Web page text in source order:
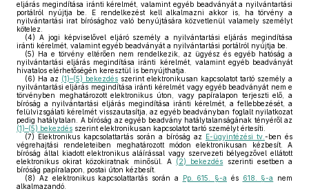
eljárás megindítása iránti kérelmét, valamint egyéb beadványát a nyilvántartási
portálról nyújtja be. E rendelkezést kell alkalmazni akkor is, ha törvény a
nyilvántartási irat bírósághoz való benyújtására közvetlenül valamely személyt
kötelez.
(4) A jogi képviselővel eljáró személy a nyilvántartási eljárás megindítása
iránti kérelmét, valamint egyéb beadványát a nyilvántartási portálról nyújtja be.
(5) Ha e törvény eltérően nem rendelkezik, az ügyész és egyéb hatóság a
nyilvántartási eljárás megindítása iránti kérelmét, valamint egyéb beadványát
hivatalos elérhetőségén keresztül is benyújthatja.
(6) Ha az (1)–(5) bekezdés szerint elektronikusan kapcsolatot tartó személy a
nyilvántartási eljárás megindítása iránti kérelmét vagy egyéb beadványát nem e
törvényben meghatározott elektronikus úton, vagy papíralapon terjeszti elő, a
bíróság a nyilvántartási eljárás megindítása iránti kérelmét, a fellebbezését, a
felülvizsgálati kérelmét visszautasítja, az egyéb beadványban foglalt nyilatkozat
pedig hatálytalan. A bíróság az egyéb beadvány hatálytalanságának tényéről az
(1)–(5) bekezdés szerint elektronikusan kapcsolatot tartó személyt értesíti.
(7) Elektronikus kapcsolattartás során a bíróság az E-ügyintézési tv. -ben és
végrehajtási rendeleteiben meghatározott módon elektronikusan kézbesít. A
bíróság által kiadott elektronikus aláírással vagy szervezeti bélyegzővel ellátott
elektronikus okirat közokiratnak minősül. A (2) bekezdés szerinti esetben a
bíróság papíralapon, postai úton kézbesít.
(8) Az elektronikus kapcsolattartás során a Pp. 615. §-a és 618. §-a
nem
alkalmazandó.